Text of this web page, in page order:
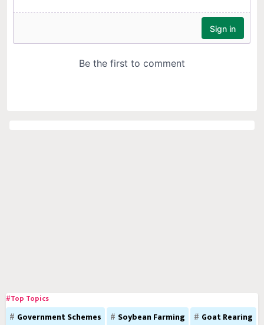
#Top Topics
Government Schemes Soybean Farming
Goat Rearing